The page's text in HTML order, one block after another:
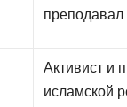
преподавал
Активист и
исламской